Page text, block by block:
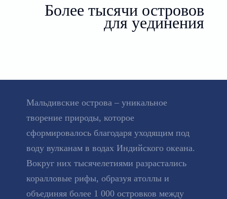
Более тысячи островов
для уединения
Мальдивские острова – уникальное
творение природы, которое
сформировалось благодаря уходящим под
воду вулканам в водах Индийского океана.
Вокруг них тысячелетиями разрастались
коралловые рифы, образуя атоллы и
объединяя более 1 000 островков между